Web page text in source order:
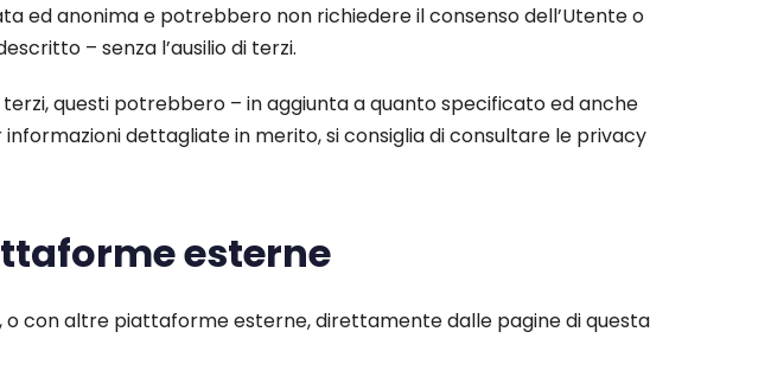
ed anonima e potrebbero non richiedere il consenso dell’Utente o
– senza l’ausilio di terzi.
questi potrebbero – in aggiunta a quanto specificato ed anche
dettagliate in merito, si consiglia di consultare le privacy
esterne
con altre piattaforme esterne, direttamente dalle pagine di questa